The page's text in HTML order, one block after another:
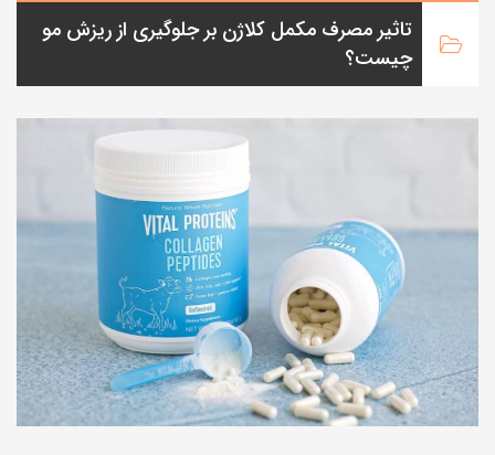
تاثیر مصرف مکمل کلاژن بر جلوگیری از ریزش مو
چیست؟